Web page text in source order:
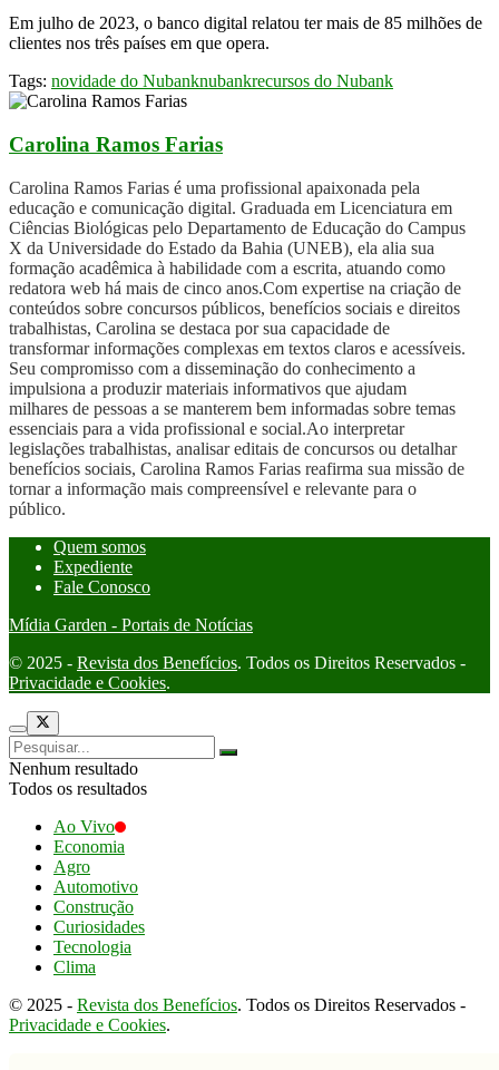
Em julho de 2023, o banco digital relatou ter mais de 85 milhões de
clientes nos três países em que opera.
Tags: novidade do Nubanknubankrecursos do Nubank
Carolina Ramos Farias
Carolina Ramos Farias é uma profissional apaixonada pela
educação e comunicação digital. Graduada em Licenciatura em
Ciências Biológicas pelo Departamento de Educação do Campus
X da Universidade do Estado da Bahia (UNEB), ela alia sua
formação acadêmica à habilidade com a escrita, atuando como
redatora web há mais de cinco anos.Com expertise na criação de
conteúdos sobre concursos públicos, benefícios sociais e direitos
trabalhistas, Carolina se destaca por sua capacidade de
transformar informações complexas em textos claros e acessíveis.
Seu compromisso com a disseminação do conhecimento a
impulsiona a produzir materiais informativos que ajudam
milhares de pessoas a se manterem bem informadas sobre temas
essenciais para a vida profissional e social.Ao interpretar
legislações trabalhistas, analisar editais de concursos ou detalhar
benefícios sociais, Carolina Ramos Farias reafirma sua missão de
tornar a informação mais compreensível e relevante para o
público.
Quem somos
Expediente
Fale Conosco
Mídia Garden - Portais de Notícias
© 2025 - Revista dos Benefícios. Todos os Direitos Reservados -
Privacidade e Cookies.
Nenhum resultado
Todos os resultados
Ao Vivo
Economia
Agro
Automotivo
Construção
Curiosidades
Tecnologia
Clima
© 2025 - Revista dos Benefícios. Todos os Direitos Reservados -
Privacidade e Cookies.